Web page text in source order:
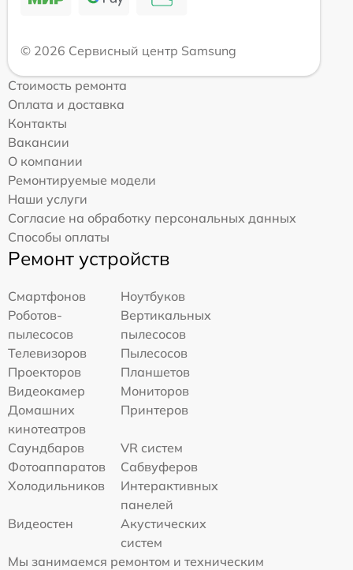
© 2026 Сервисный центр Samsung
Стоимость ремонта
Оплата и доставка
Контакты
Вакансии
О компании
Ремонтируемые модели
Наши услуги
Согласие на обработку персональных данных
Способы оплаты
Ремонт устройств
Смартфонов
Ноутбуков
Роботов-
пылесосов
Вертикальных
пылесосов
Телевизоров
Пылесосов
Проекторов
Планшетов
Видеокамер
Мониторов
Домашних
кинотеатров
Принтеров
Саундбаров
VR систем
Фотоаппаратов
Сабвуферов
Холодильников
Интерактивных
панелей
Видеостен
Акустических
систем
Мы занимаемся ремонтом и техническим